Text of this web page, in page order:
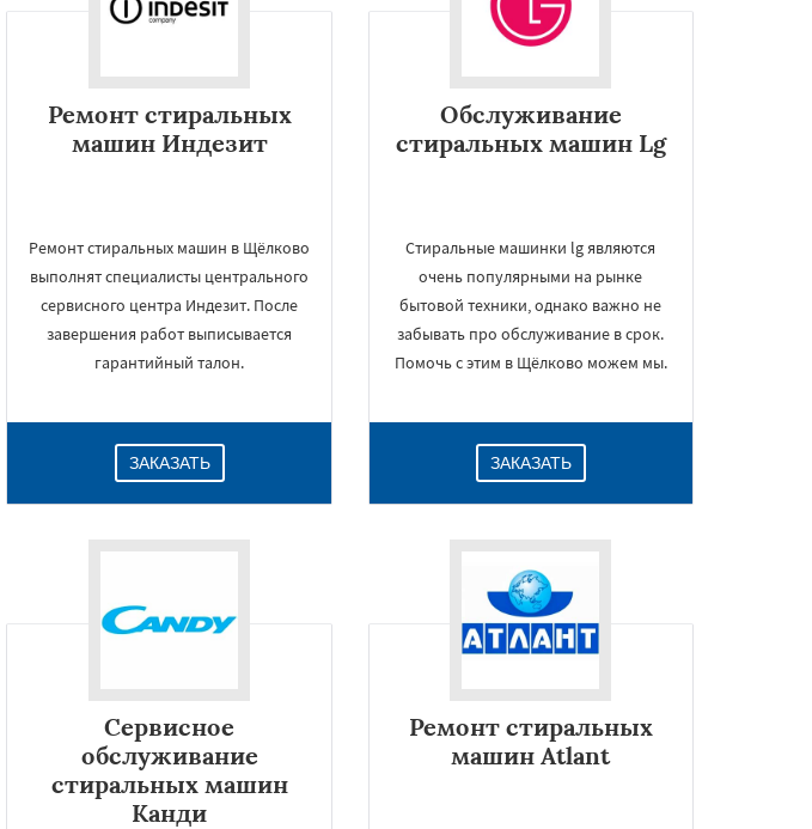
Ремонт стиральных
машин Индезит
Ремонт стиральных машин в Щёлково
выполнят специалисты центрального
сервисного центра Индезит. После
завершения работ выписывается
гарантийный талон.
ЗАКАЗАТЬ
Обслуживание
стиральных машин Lg
Стиральные машинки lg являются
очень популярными на рынке
бытовой техники, однако важно не
забывать про обслуживание в срок.
Помочь с этим в Щёлково можем мы.
ЗАКАЗАТЬ
Сервисное
обслуживание
стиральных машин
Канди
Ремонт стиральных
машин Atlant